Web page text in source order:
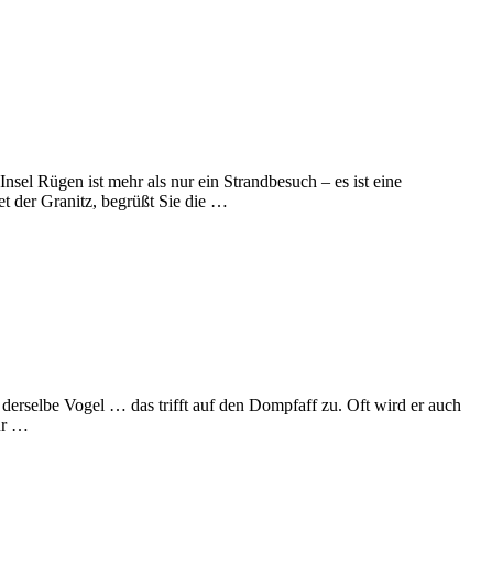
Rügen ist mehr als nur ein Strandbesuch – es ist eine
der Granitz, begrüßt Sie die …
Vogel … das trifft auf den Dompfaff zu. Oft wird er auch
…